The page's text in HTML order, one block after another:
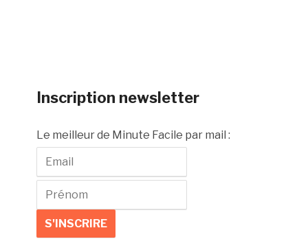
Inscription newsletter
Le meilleur de Minute Facile par mail :